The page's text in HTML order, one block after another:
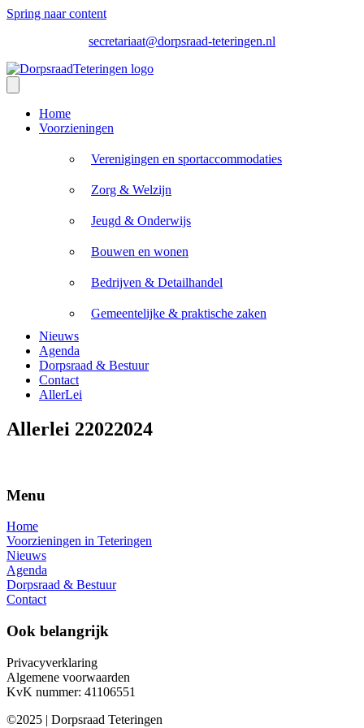
Spring naar content
secretariaat@dorpsraad-teteringen.nl
Home
Voorzieningen
Verenigingen en sportaccommodaties
Zorg & Welzijn
Jeugd & Onderwijs
Bouwen en wonen
Bedrijven & Detailhandel
Gemeentelijke & praktische zaken
Nieuws
Agenda
Dorpsraad & Bestuur
Contact
AllerLei
Allerlei 22022024
Menu
Home
Voorzieningen in Teteringen
Nieuws
Agenda
Dorpsraad & Bestuur
Contact
Ook belangrijk
Privacyverklaring
Algemene voorwaarden
KvK nummer: 41106551
©2025 | Dorpsraad Teteringen